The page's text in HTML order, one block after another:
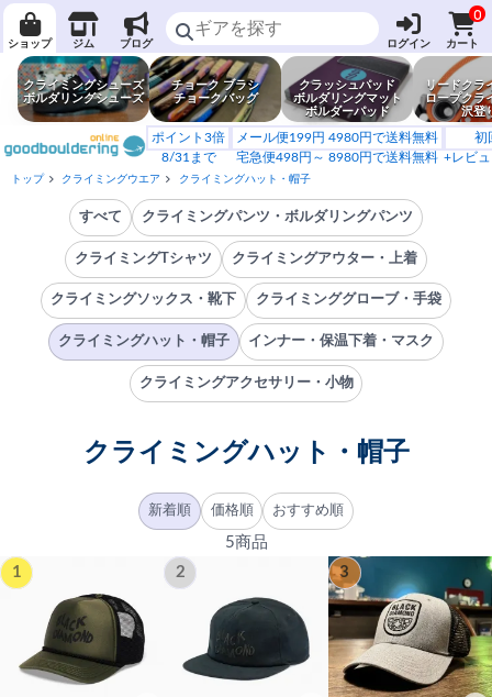
ショップ ジム ブログ ログイン
0
カート
クライミングシューズ
ボルダリングシューズ
チョーク ブラシ
チョークバッグ
クラッシュパッド
ボルダリングマット
ボルダーパッド
リードクラ
ロープクラ
沢登
ポイント3倍
8/31まで
メール便199円 4980円で送料無料
宅急便498円～ 8980円で送料無料
初
+レビ
トップ クライミングウエア クライミングハット・帽子
すべて クライミングパンツ・ボルダリングパンツ
クライミングTシャツ クライミングアウター・上着
クライミングソックス・靴下 クライミンググローブ・手袋
クライミングハット・帽子 インナー・保温下着・マスク
クライミングアクセサリー・小物
クライミングハット・帽子
新着順 価格順 おすすめ順
5商品
1
2 3